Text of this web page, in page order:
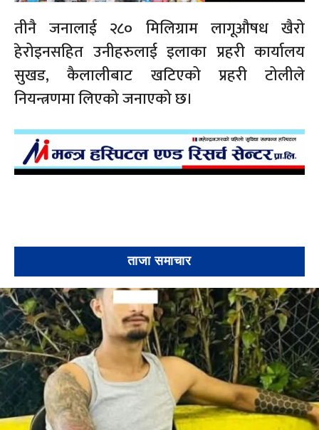
तीनै जनालाई २८० मिलिग्राम लागूऔषध खैरो
हेरोइनसहित उनीहरुलाई इलाका प्रहरी कार्यालय
सुखड, कैलालीबाट खटिएको प्रहरी टोलीले
नियन्त्रणमा लिएको जनाएको छ।
ताजा समाचार